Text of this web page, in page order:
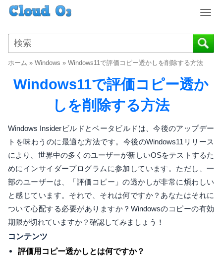
T
g
g
n
t
i
o
ホーム » Windows » Windows11で評価コピー透かしを削除する方法
Windows11で評価コピー透か
しを削除する方法
Windows Insiderビルドとベータビルドは、今後のアップデー
トを味わうのに最適な方法です。今後のWindows11リリース
により、世界中の多くのユーザーが新しいOSをテストするた
めにインサイダープログラムに参加しています。ただし、一
部のユーザーは、「評価コピー」の透かしが非常に煩わしい
と感じています。それで、それは何ですか？あなたはそれに
ついて心配する必要がありますか？Windowsのコピーの有効
期限が切れていますか？確認してみましょう！
コンテンツ
評価用コピー透かしとは何ですか？